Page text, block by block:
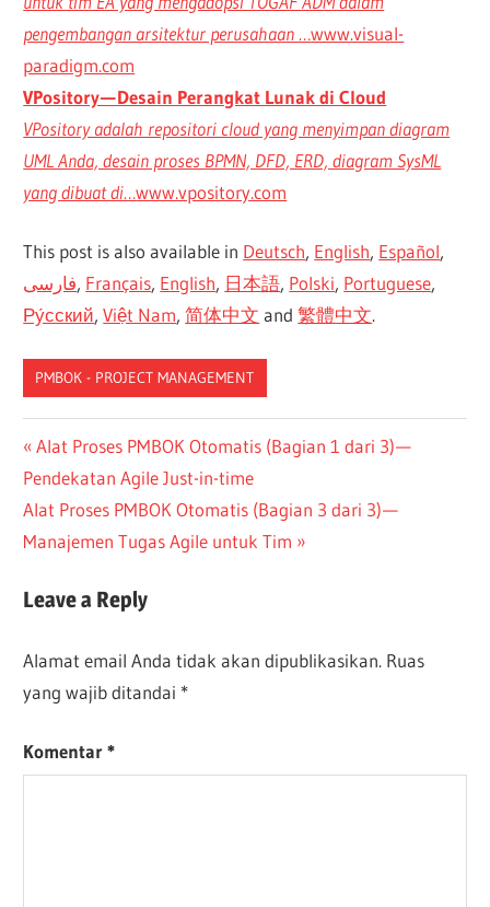
pengembangan arsitektur perusahaan …www.visual-
paradigm.com
VPository — Desain Perangkat Lunak di Cloud
VPository adalah repositori cloud yang menyimpan diagram
UML Anda, desain proses BPMN, DFD, ERD, diagram SysML
yang dibuat di…www.vpository.com
This post is also available in Deutsch, English, Español,
فارسی, Français, English, 日本語, Polski, Portuguese,
Ру́сский,Việt Nam,简体中文 and繁體中文.
PMBOK - PROJECT MANAGEMENT
DONE
ES-
DONE
JA-
TW-
Navigasi
pos
Previous
Post:
Alat Proses PMBOK Otomatis (Bagian 1 dari 3) —
Pendekatan Agile Just-in-time
Next
Post:
Alat Proses PMBOK Otomatis (Bagian 3 dari 3) —
Manajemen Tugas Agile untuk Tim
Leave a Reply
Alamat email Anda tidak akan dipublikasikan. Ruas
yang wajib ditandai *
Komentar*